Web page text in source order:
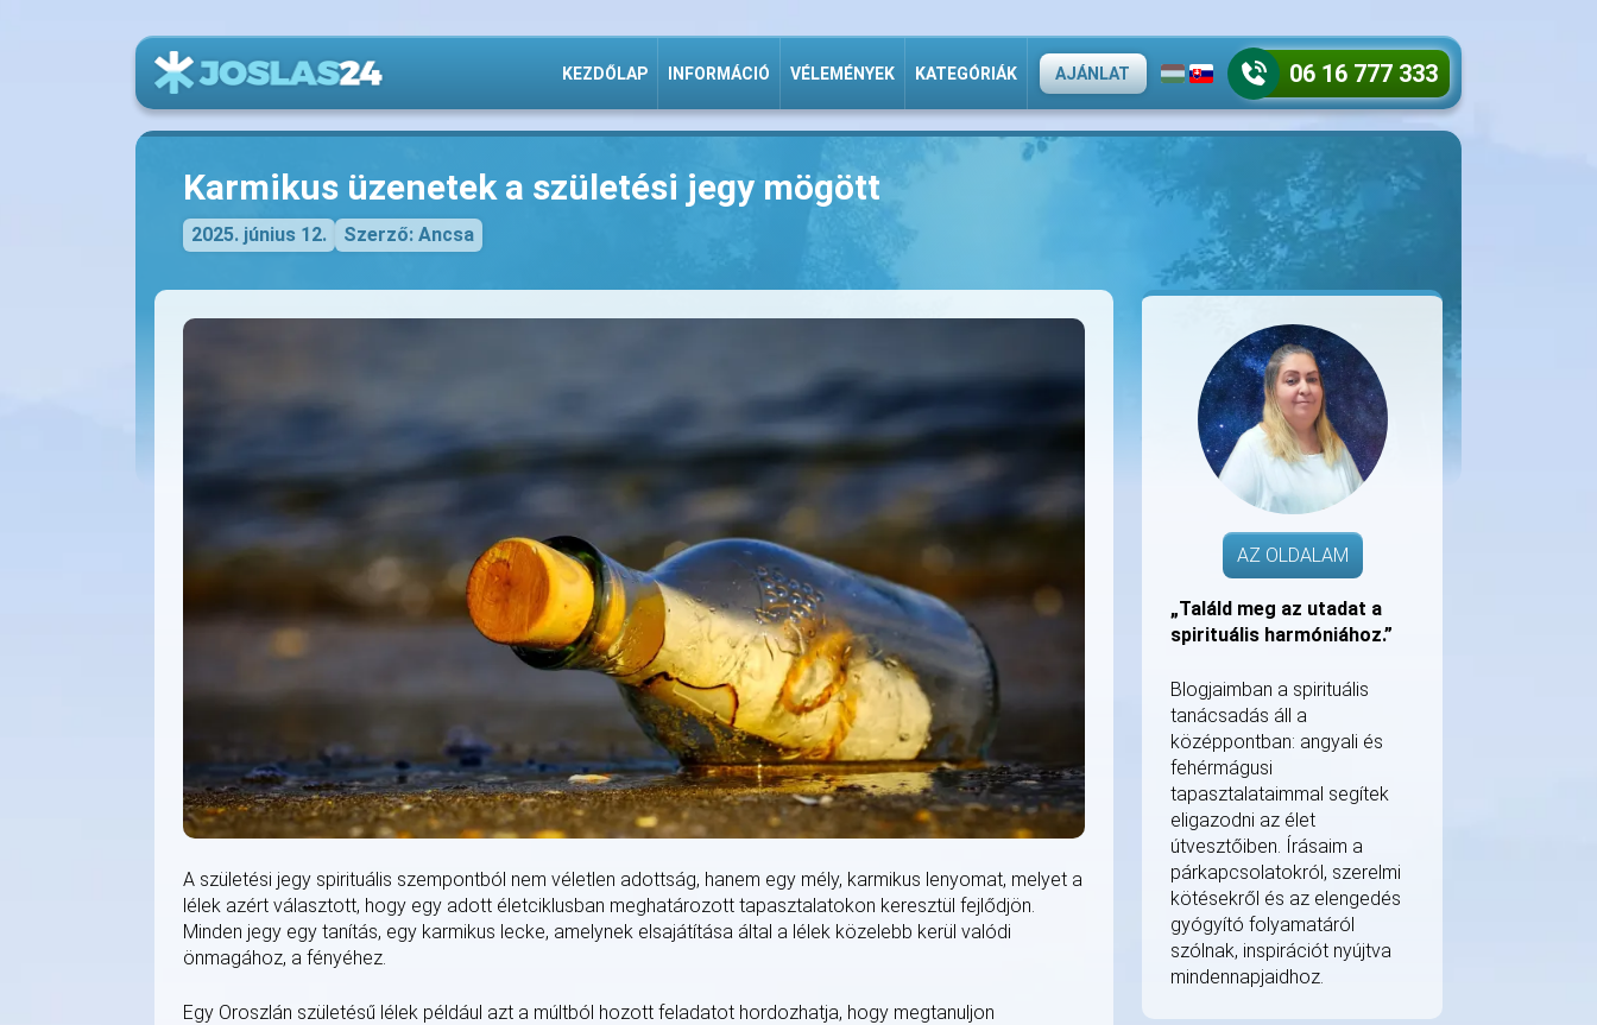
KEZDŐLAP INFORMÁCIÓ VÉLEMÉNYEK KATEGÓRIÁK AJÁNLAT 06 16 777 333
Karmikus üzenetek a születési jegy mögött
2025. június 12. Szerző: Ancsa
A születési jegy spirituális szempontból nem véletlen adottság, hanem egy mély, karmikus lenyomat, melyet a
lélek azért választott, hogy egy adott életciklusban meghatározott tapasztalatokon keresztül fejlődjön.
Minden jegy egy tanítás, egy karmikus lecke, amelynek elsajátítása által a lélek közelebb kerül valódi
önmagához, a fényéhez.
Egy Oroszlán születésű lélek például azt a múltból hozott feladatot hordozhatja, hogy megtanuljon
AZ OLDALAM
„Találd meg az utadat a
spirituális harmóniához.”
Blogjaimban a spirituális
tanácsadás áll a
középpontban: angyali és
fehérmágusi
tapasztalataimmal segítek
eligazodni az élet
útvesztőiben. Írásaim a
párkapcsolatokról, szerelmi
kötésekről és az elengedés
gyógyító folyamatáról
szólnak, inspirációt nyújtva
mindennapjaidhoz.